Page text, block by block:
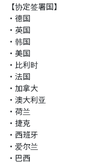
【协定签署国】
・德国
・英国
・韩国
・美国
・比利时
・法国
・加拿大
・澳大利亚
・荷兰
・捷克
・西班牙
・爱尔兰
・巴西